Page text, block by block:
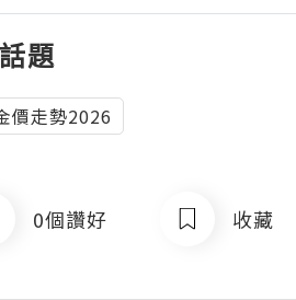
題
價走勢2026
0個讚好 收藏